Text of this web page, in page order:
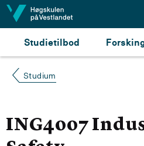
Hopp til innhald
Studietilbod
Studium
ING4007